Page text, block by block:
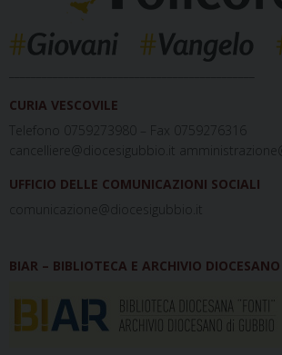
CURIA VESCOVILE
Telefono 0759273980 – Fax 0759276316
cancelliere@diocesigubbio.it
UFFICIO DELLE COMUNICAZIONI SOCIALI
comunicazione@diocesigubbio.it
BIAR – BIBLIOTECA E ARCHIVIO DIOCESANO